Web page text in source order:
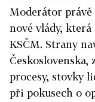
Moderátor
nové vlády,
KSČM. Strany
procesy, stovky
při pokusech o